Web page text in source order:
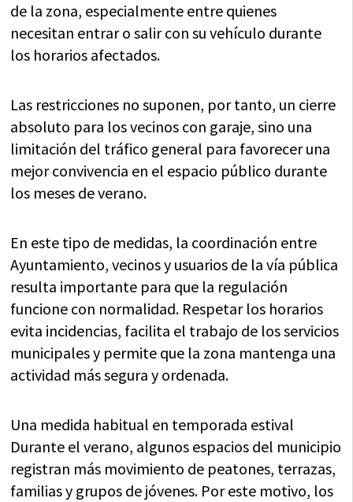
de la zona, especialmente entre quienes
necesitan entrar o salir con su vehículo durante
los horarios afectados.
Las restricciones no suponen, por tanto, un cierre
absoluto para los vecinos con garaje, sino una
limitación del tráfico general para favorecer una
mejor convivencia en el espacio público durante
los meses de verano.
En este tipo de medidas, la coordinación entre
Ayuntamiento, vecinos y usuarios de la vía pública
resulta importante para que la regulación
funcione con normalidad. Respetar los horarios
evita incidencias, facilita el trabajo de los servicios
municipales y permite que la zona mantenga una
actividad más segura y ordenada.
Una medida habitual en temporada estival
Durante el verano, algunos espacios del municipio
registran más movimiento de peatones, terrazas,
familias y grupos de jóvenes. Por este motivo, los